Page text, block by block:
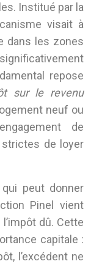
Institué par la
visait à
dans les zones
repose
sur le revenu
neuf ou
de
de loyer
peut donner
Pinel vient
dû. Cette
capitale :
l’excédent ne